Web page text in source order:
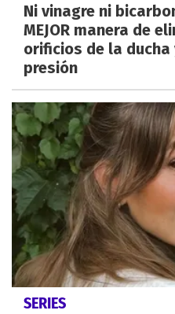
Ni vinagre ni
MEJOR manera de
orificios de la ducha
presión
SERIES